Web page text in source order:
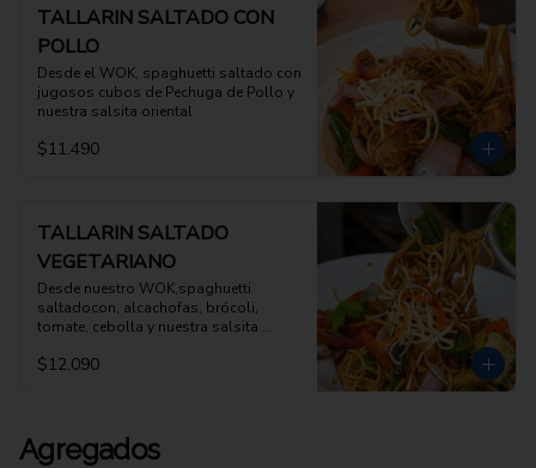
TALLARIN SALTADO CON
POLLO
Desde el WOK, spaghuetti saltado con
jugosos cubos de Pechuga de Pollo y
nuestra salsita oriental
$11.490
TALLARIN SALTADO
VEGETARIANO
Desde nuestro WOK,spaghuetti
saltadocon, alcachofas, brócoli,
tomate, cebolla y nuestra salsita
$12.090
Agregados